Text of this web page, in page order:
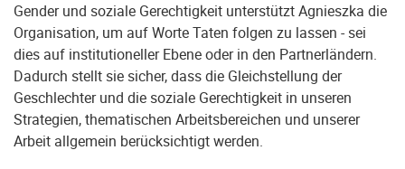
Gender und soziale Gerechtigkeit unterstützt Agnieszka die
Organisation, um auf Worte Taten folgen zu lassen - sei
dies auf institutioneller Ebene oder in den Partnerländern.
Dadurch stellt sie sicher, dass die Gleichstellung der
Geschlechter und die soziale Gerechtigkeit in unseren
Strategien, thematischen Arbeitsbereichen und unserer
Arbeit allgemein berücksichtigt werden.